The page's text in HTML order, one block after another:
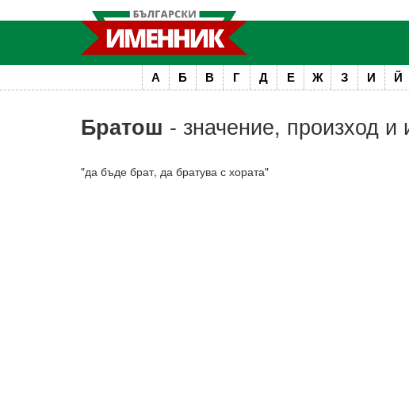
А Б В Г Д Е Ж З И Й
Братош - значение, произход и
"да бъде брат, да братува с хората"